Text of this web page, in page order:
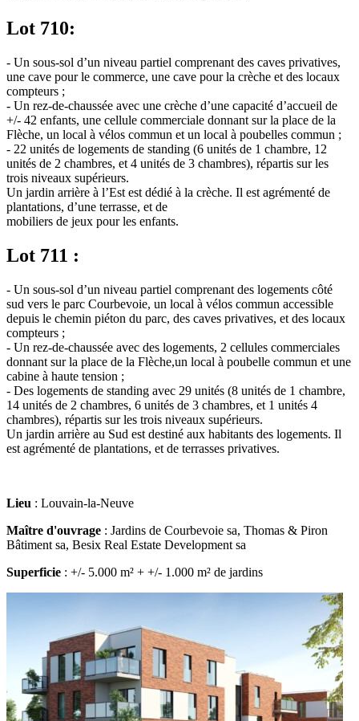
Lot 710:
- Un sous-sol d’un niveau partiel comprenant des caves privatives,
une cave pour le commerce, une cave pour la crèche et des locaux
compteurs ;
- Un rez-de-chaussée avec une crèche d’une capacité d’accueil de
+/- 42 enfants, une cellule commerciale donnant sur la place de la
Flèche, un local à vélos commun et un local à poubelles commun ;
- 22 unités de logements de standing (6 unités de 1 chambre, 12
unités de 2 chambres, et 4 unités de 3 chambres), répartis sur les
trois niveaux supérieurs.
Un jardin arrière à l’Est est dédié à la crèche. Il est agrémenté de
plantations, d’une terrasse, et de
mobiliers de jeux pour les enfants.
Lot 711 :
- Un sous-sol d’un niveau partiel comprenant des logements côté
sud vers le parc Courbevoie, un local à vélos commun accessible
depuis le chemin piéton du parc, des caves privatives, et des locaux
compteurs ;
- Un rez-de-chaussée avec des logements, 2 cellules commerciales
donnant sur la place de la Flèche,un local à poubelle commun et une
cabine à haute tension ;
- Des logements de standing avec 29 unités (8 unités de 1 chambre,
14 unités de 2 chambres, 6 unités de 3 chambres, et 1 unités 4
chambres), répartis sur les trois niveaux supérieurs.
Un jardin arrière au Sud est destiné aux habitants des logements. Il
est agrémenté de plantations, et de terrasses privatives.
Lieu : Louvain-la-Neuve
Maître d'ouvrage : Jardins de Courbevoie sa, Thomas & Piron
Bâtiment sa, Besix Real Estate Development sa
Superficie : +/- 5.000 m² + +/- 1.000 m² de jardins